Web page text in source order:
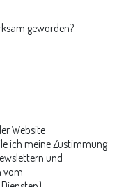
geworden?
Website
ich meine Zustimmung
und
vom